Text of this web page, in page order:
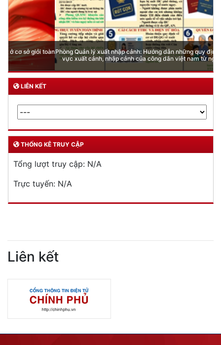
Phòng Quản lý xuất nhập cảnh: Hướng dẫn những quy định mới trong lĩnh
vực xuất cảnh, nhập cảnh của công dân việt nam từ ngày 01/7/2026
LIÊN KẾT
THỐNG KÊ TRUY CẬP
Tổng lượt truy cập: N/A
Trực tuyến: N/A
Liên kết